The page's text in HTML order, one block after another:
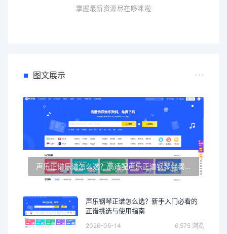
掌握最新资源尽在哆咪啦
图文展示
声乐正谱乐谱怎么选？高适配声乐正谱钢琴伴奏资源推荐
声乐钢琴正谱怎么选？新手入门必看的
正谱挑选与使用指南
2026-06-14 6,575 浏览